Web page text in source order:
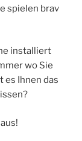
spielen brav
installiert
wo Sie
es Ihnen das